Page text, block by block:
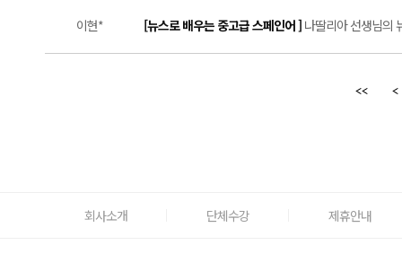
이현* [뉴스로 배우는 중고급 스페인어 ] 나딸리아 선생님의
회사소개 단체수강 제휴안내